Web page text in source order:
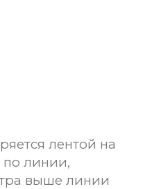
лентой на
линии,
выше линии